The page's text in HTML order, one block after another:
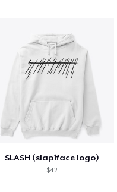
SLASH (slap1face logo)
$42